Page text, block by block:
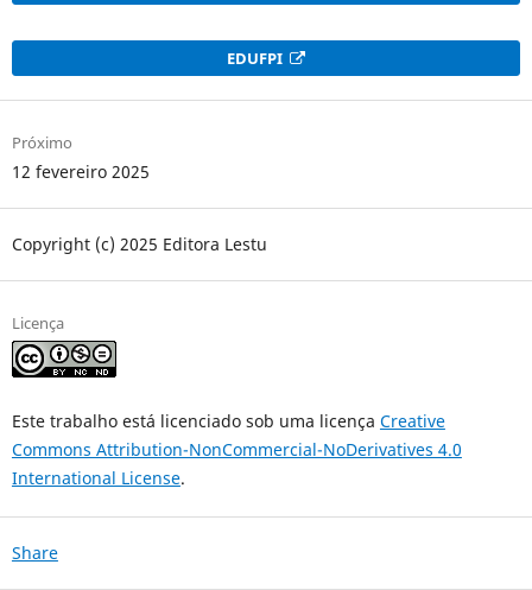
EDUFPI
Próximo
12 fevereiro 2025
Copyright (c) 2025 Editora Lestu
Licença
Este trabalho está licenciado sob uma licença Creative
Commons Attribution-NonCommercial-NoDerivatives 4.0
International License.
Share